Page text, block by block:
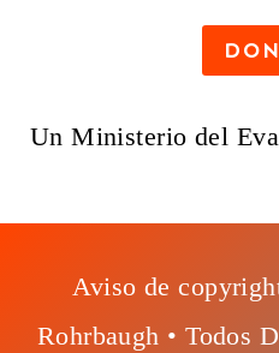
Un Ministerio del
Aviso de
Rohrbaugh • Todos